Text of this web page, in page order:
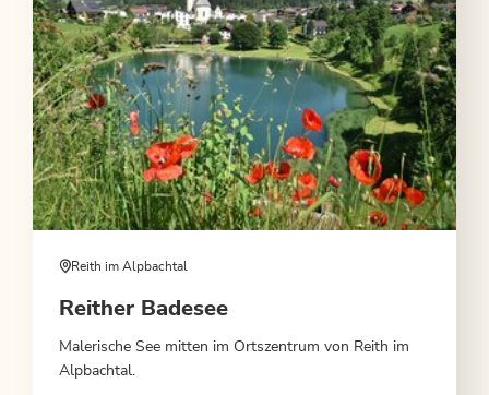
Reith im Alpbachtal
Reither Badesee
Malerische See mitten im Ortszentrum von Reith im
Alpbachtal.